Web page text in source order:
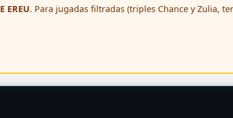
EREU. Para jugadas filtradas (triples Chance y Zulia,